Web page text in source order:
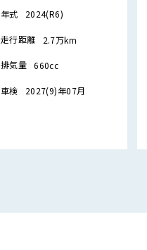
年式 2024(R6)
走行距離 2.7万km
排気量 660cc
車検 2027(9)年07月